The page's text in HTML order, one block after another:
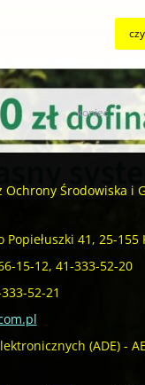
36 37 38 39
43
koniec
Ochrony Środowiska i
Popiełuszki 41, 25-155
15-12, 41-333-52-20
52-21
(ADE) -